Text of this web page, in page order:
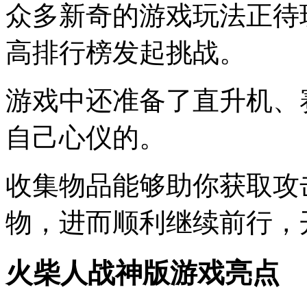
众多新奇的游戏玩法正
高排行榜发起挑战。
游戏中还准备了直升机
自己心仪的。
收集物品能够助你获取
物，进而顺利继续前行
火柴人战神版游戏亮点